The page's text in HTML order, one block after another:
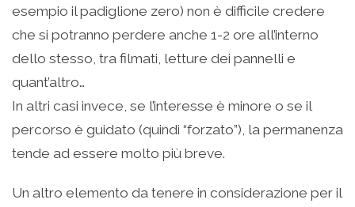
esempio il padiglione zero) non è difficile credere
che si potranno perdere anche 1-2 ore all’interno
dello stesso, tra filmati, letture dei pannelli e
quant’altro…
In altri casi invece, se l’interesse è minore o se il
percorso è guidato (quindi “forzato”), la permanenza
tende ad essere molto più breve.
Un altro elemento da tenere in considerazione per il